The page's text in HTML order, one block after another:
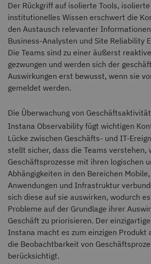
Der Rückgriff auf isolierte Tools,
institutionelles Wissen erschwert die
den Austausch relevanter
Business-Analysten und Site Reliability
Die Teams sind zu einer äußerst
gezwungen und werden sich der
Auswirkungen erst bewusst, wenn sie
gemeldet werden.
Die Überwachung von
Instana Observability fügt wichtigen
Lücke zwischen Geschäfts- und IT-
stellt sicher, dass die Teams verstehen,
Geschäftsprozesse mit ihren logischen
Abhängigkeiten in den Bereichen Mobile,
Anwendungen und Infrastruktur
sich diese auf sie auswirken, wodurch
Probleme auf der Grundlage ihrer
Geschäft zu priorisieren. Der
Instana macht es zum einzigen Produkt
die Beobachtbarkeit von
berücksichtigt.